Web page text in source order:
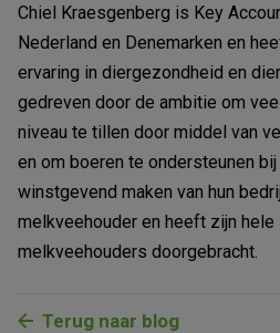
Chiel Kraesgenberg is Key
Nederland en Denemarken en
ervaring in diergezondheid en
gedreven door de ambitie om
niveau te tillen door middel van
en om boeren te ondersteunen
winstgevend maken van hun
melkveehouder en heeft zijn
melkveehouders doorgebracht.
Terug naar blog